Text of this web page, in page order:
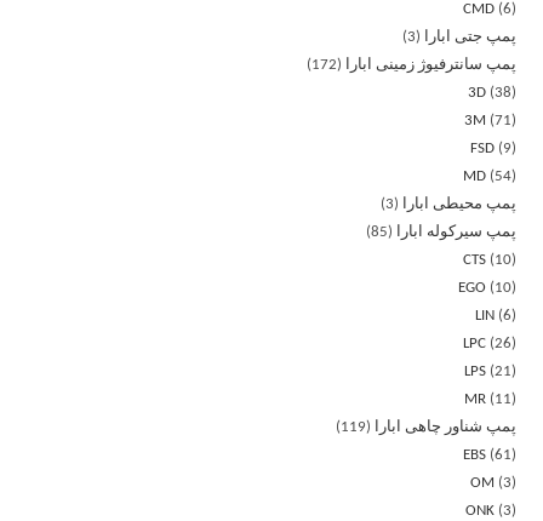
CMD 6
پمپ جتی ابارا
3
پمپ سانترفیوژ زمینی ابارا
172
3D 38
3M
71
FSD
9
MD
54
پمپ محیطی ابارا
3
پمپ سیرکوله ابارا
85
CTS
10
EGO
10
LIN
6
LPC 26
LPS 21
MR
11
پمپ شناور چاهی ابارا
119
EBS 61
OM
3
ONK 3